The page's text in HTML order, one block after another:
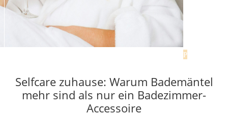
Selfcare zuhause: Warum Bademäntel
mehr sind als nur ein Badezimmer-
Accessoire